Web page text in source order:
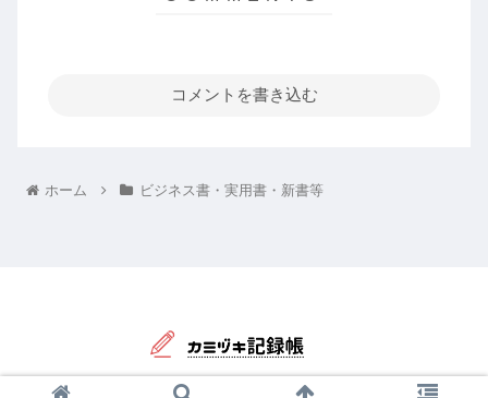
コメントを書き込む
ホーム ビジネス書・実用書・新書等